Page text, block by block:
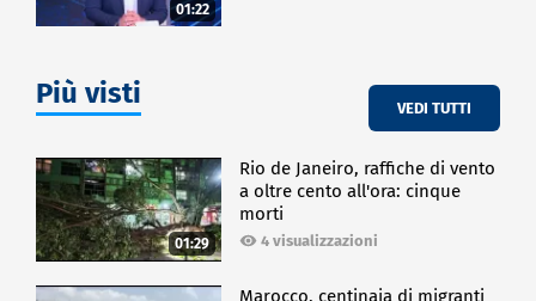
01:22
Più visti VEDI TUTTI
01:29
Rio de Janeiro, raffiche di vento
a oltre cento all'ora: cinque
morti
4 visualizzazioni
Marocco, centinaia di migranti